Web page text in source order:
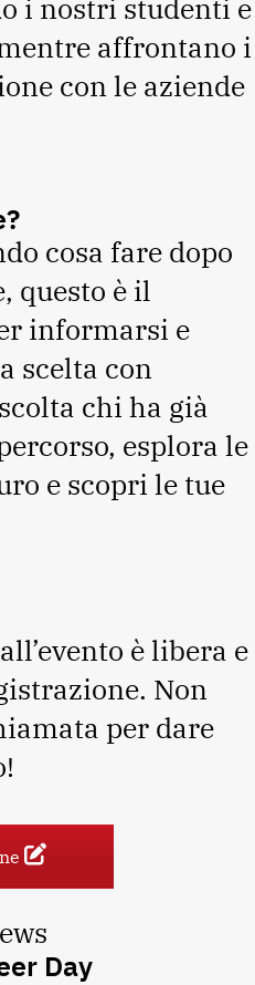
i nostri studenti e
affrontano i
con le aziende
cosa fare dopo
questo è il
informarsi e
scelta con
chi ha già
esplora le
e scopri le tue
è libera e
Non
per dare
Day